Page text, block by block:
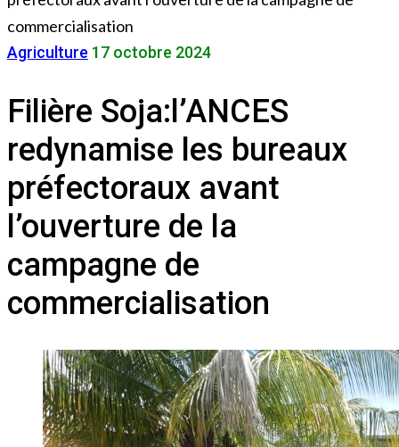
commercialisation
Agriculture 17 octobre 2024
Filière Soja:l’ANCES
redynamise les bureaux
préfectoraux avant
l’ouverture de la
campagne de
commercialisation